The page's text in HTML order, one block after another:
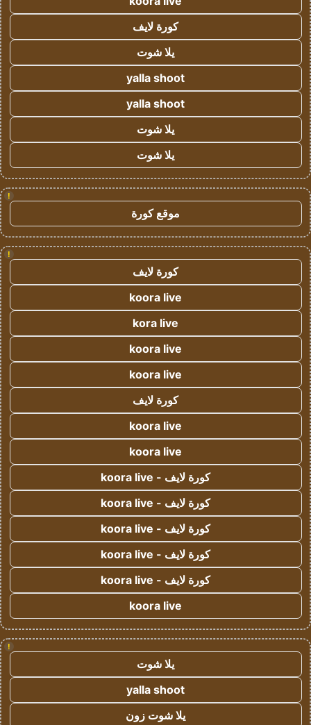
كورة لايف
يلا شوت
yalla shoot
yalla shoot
يلا شوت
يلا شوت
!
موقع كورة
!
كورة لايف
koora live
kora live
koora live
koora live
كورة لايف
koora live
koora live
كورة لايف - koora live
كورة لايف - koora live
كورة لايف - koora live
كورة لايف - koora live
كورة لايف - koora live
koora live
!
يلا شوت
yalla shoot
يلا شوت زون